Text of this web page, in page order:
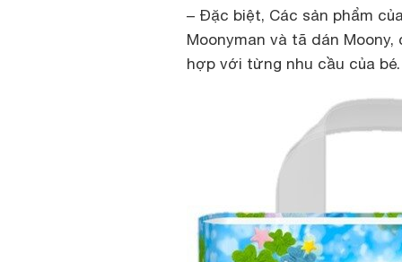
– Đặc biệt, Các sản phẩm
Moonyman và tã dán
hợp với từng nhu cầu của bé.